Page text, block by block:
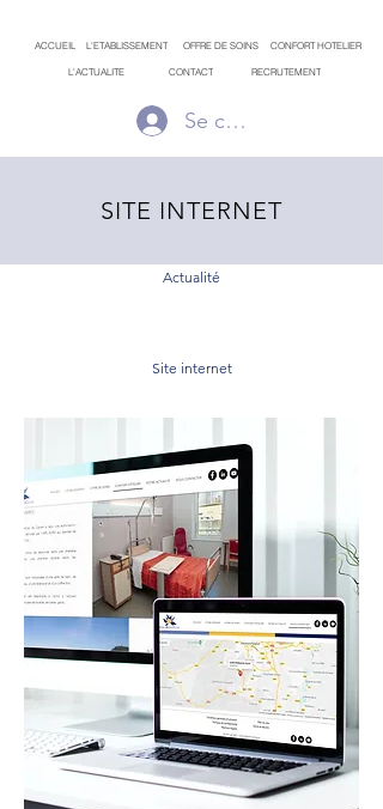
ACCUEIL L'ETABLISSEMENT OFFRE DE SOINS CONFORT HOTELIER
L'ACTUALITE CONTACT RECRUTEMENT
Se connecter
SITE INTERNET
Actualité
Site internet